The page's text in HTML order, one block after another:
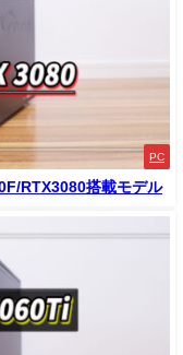
PC
RTX3080搭載モデル